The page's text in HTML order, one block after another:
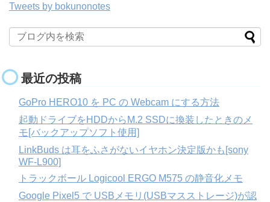
Tweets by bokunonotes
最近の投稿
GoPro HERO10 を PC の Webcam にする方法
起動ドライブをHDDからM.2 SSDに換装したときのメ
モ[バックアップソフト使用]
LinkBuds は耳をふさがないイヤホン決定版かも[sony
WF-L900]
トラックボール Logicool ERGO M575 の静音化メモ
Google Pixel5 で USBメモリ(USBマスストレージ)が認